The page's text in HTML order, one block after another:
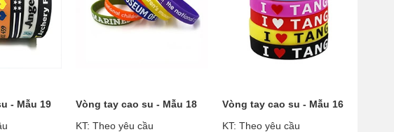
- Mẫu 19
Vòng tay cao su - Mẫu 18
KT: Theo yêu cầu
Vòng tay cao su - Mẫu 16
KT: Theo yêu cầu